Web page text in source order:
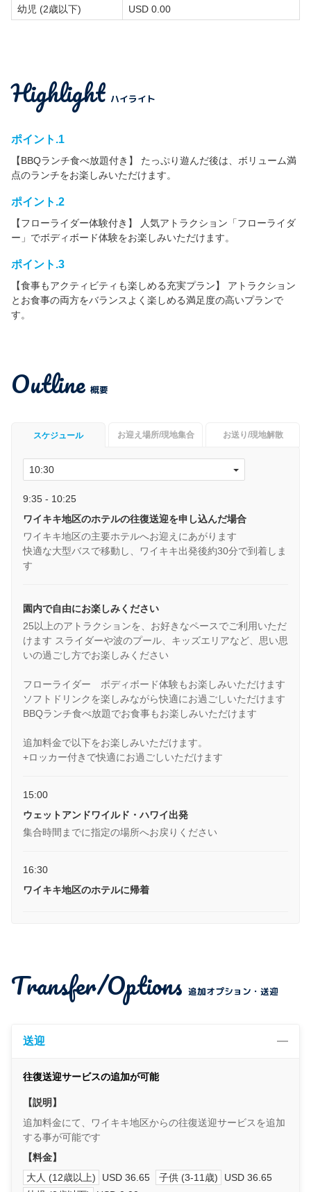
幼児 (2歳以下)
USD 0.00
Highlight ハイライト
ポイント.1
【BBQランチ食べ放題付き】 たっぷり遊んだ後は、ボリューム満
点のランチをお楽しみいただけます。
ポイント.2
【フローライダー体験付き】 人気アトラクション「フローライダ
ー」でボディボード体験をお楽しみいただけます。
ポイント.3
【食事もアクティビティも楽しめる充実プラン】 アトラクション
とお食事の両方をバランスよく楽しめる満足度の高いプランで
す。
Outline 概要
スケジュール お迎え場所/現地集合 お送り/現地解散
9:35 - 10:25
ワイキキ地区のホテルの往復送迎を申し込んだ場合
ワイキキ地区の主要ホテルへお迎えにあがります
快適な大型バスで移動し、ワイキキ出発後約30分で到着しま
す
園内で自由にお楽しみください
25以上のアトラクションを、お好きなペースでご利用いただ
けます スライダーや波のプール、キッズエリアなど、思い思
いの過ごし方でお楽しみください
フローライダー ボディボード体験もお楽しみいただけます
ソフトドリンクを楽しみながら快適にお過ごしいただけます
BBQランチ食べ放題でお食事もお楽しみいただけます
追加料金で以下をお楽しみいただけます。
+ロッカー付きで快適にお過ごしいただけます
15:00
ウェットアンドワイルド・ハワイ出発
集合時間までに指定の場所へお戻りください
16:30
ワイキキ地区のホテルに帰着
Transfer/Options 追加オプション・送迎
送迎
往復送迎サービスの追加が可能
【説明】
追加料金にて、ワイキキ地区からの往復送迎サービスを追加
する事が可能です
【料金】
大人 (12歳以上)
USD 36.65 子供 (3-11歳)
USD 36.65